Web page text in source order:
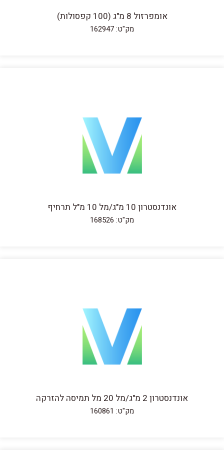
אומפרזול 8 מ"ג (100 קפסולות)
מק"ט: 162947
אונדנסטרון 10 מ"ג/מל 10 מ"ל תרחיף
מק"ט: 168526
אונדנסטרון 2 מ"ג/מל 20 מל תמיסה להזרקה
מק"ט: 160861